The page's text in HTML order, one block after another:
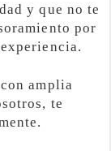
y que no te
por
amplia
te